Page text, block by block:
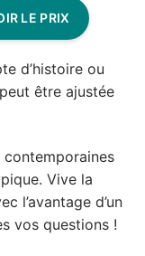
LE PRIX
d’histoire ou
être ajustée
contemporaines
Vive la
l’avantage d’un
vos questions !